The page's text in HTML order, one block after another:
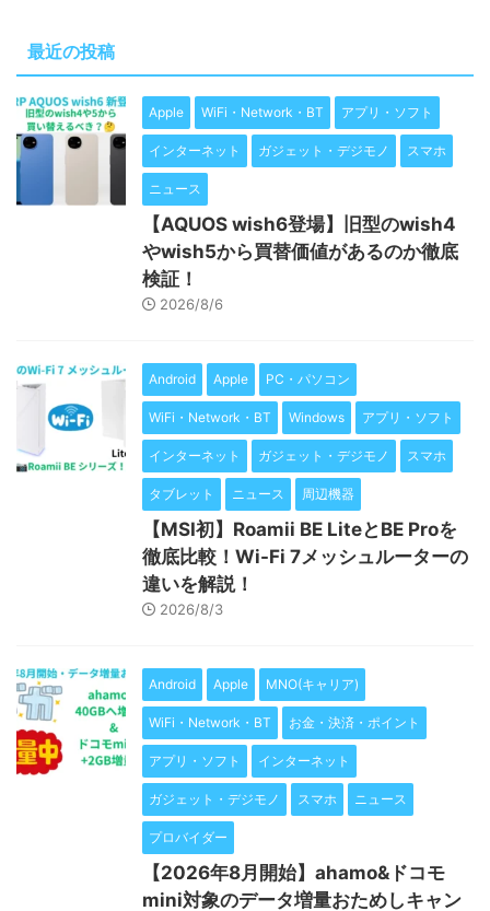
最近の投稿
Apple WiFi・Network・BT アプリ・ソフト
インターネット ガジェット・デジモノ スマホ
ニュース
【AQUOS wish6登場】旧型のwish4
やwish5から買替価値があるのか徹底
検証！
2026/8/6
Android Apple PC・パソコン
WiFi・Network・BT Windows アプリ・ソフト
インターネット ガジェット・デジモノ スマホ
タブレット ニュース 周辺機器
【MSI初】Roamii BE LiteとBE Proを
徹底比較！Wi-Fi 7メッシュルーターの
違いを解説！
2026/8/3
Android Apple MNO(キャリア)
WiFi・Network・BT お金・決済・ポイント
アプリ・ソフト インターネット
ガジェット・デジモノ スマホ ニュース
プロバイダー
【2026年8月開始】ahamo&ドコモ
mini対象のデータ増量おためしキャン